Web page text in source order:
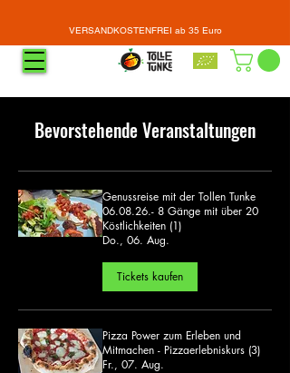
VERSANDKOSTENFREI ab 35 Euro
Bevorstehende Veranstaltungen
Genussreise mit der Tollen Tunke
06.08.26.- 8 Gänge mit über 20
Köstlichkeiten (1)
Do., 06. Aug.
Tickets kaufen
Pizza Power zum Erleben und
Mitmachen - Pizzaerlebniskurs (3)
Fr., 07. Aug.